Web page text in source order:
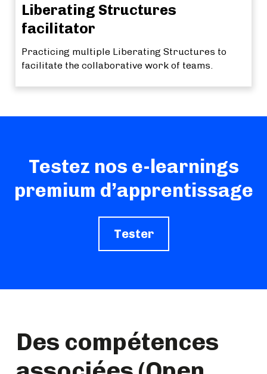
Liberating Structures
facilitator
Practicing multiple Liberating Structures to
facilitate the collaborative work of teams.
Testez nos e-learnings
premium d’apprentissage
Tester
Des compétences